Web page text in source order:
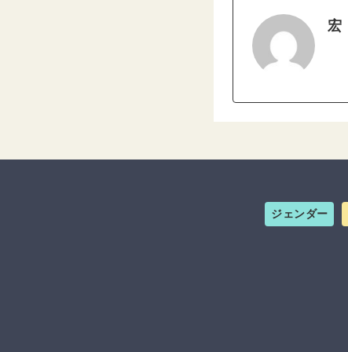
宏
ジェンダー